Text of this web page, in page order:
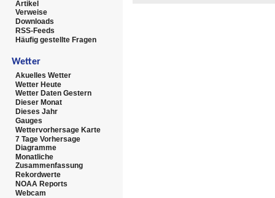
Artikel
Verweise
Downloads
RSS-Feeds
Häufig gestellte Fragen
Wetter
Akuelles Wetter
Wetter Heute
Wetter Daten Gestern
Dieser Monat
Dieses Jahr
Gauges
Wettervorhersage Karte
7 Tage Vorhersage
Diagramme
Monatliche
Zusammenfassung
Rekordwerte
NOAA Reports
Webcam